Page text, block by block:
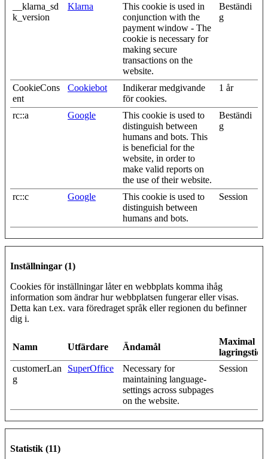
__klarna_sd
k_version
Klarna
This cookie is used in
conjunction with the
payment window - The
cookie is necessary for
making secure
transactions on the
website.
Beständi
g
CookieCons
ent
Cookiebot
Indikerar medgivande
för cookies.
1 år
rc::a Google
This cookie is used to
distinguish between
humans and bots. This
is beneficial for the
website, in order to
make valid reports on
the use of their website.
Beständi
g
rc::c Google
This cookie is used to
distinguish between
humans and bots.
Session
Inställningar (1)
Cookies för inställningar låter en webbplats komma ihåg
information som ändrar hur webbplatsen fungerar eller visas.
Detta kan t.ex. vara föredraget språk eller regionen du befinner
dig i.
Namn Utfärdare Ändamål
Maximal
lagringstid
customerLan
g
SuperOffice
Necessary for
maintaining language-
settings across subpages
on the website.
Session
Statistik (11)